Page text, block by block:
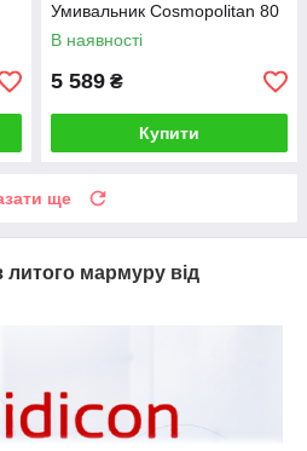
Умивальник Cosmopolitan 80
В наявності
5 589 ₴
Купити
ще
мармуру від